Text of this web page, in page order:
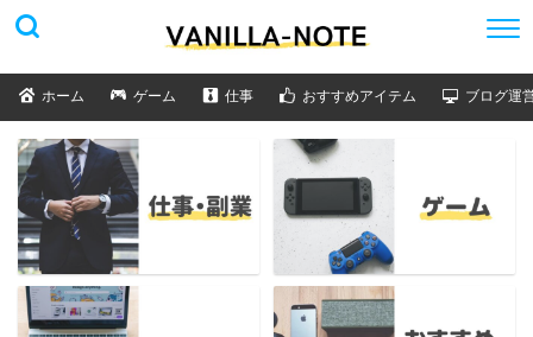
ホーム ゲーム 仕事 おすすめアイテム ブログ運